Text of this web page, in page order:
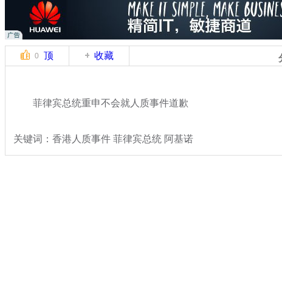
0 顶 收藏
菲律宾总统重申不会就人质事件道歉
关键词：香港人质事件 菲律宾总统 阿基诺